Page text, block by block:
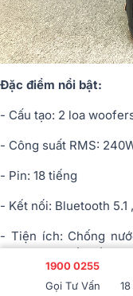
Đặc điểm nổi bật:
- Cấu tạo: 2 loa
- Công suất RMS:
- Pin: 18 tiếng
- Kết nối: Bluetooth 5.1
- Tiện ích: Chống
nghệ TWS kết nối 2
nhạc dance - tăng
từ USB, AUX.
1900 0255
Gọi Tư Vấn